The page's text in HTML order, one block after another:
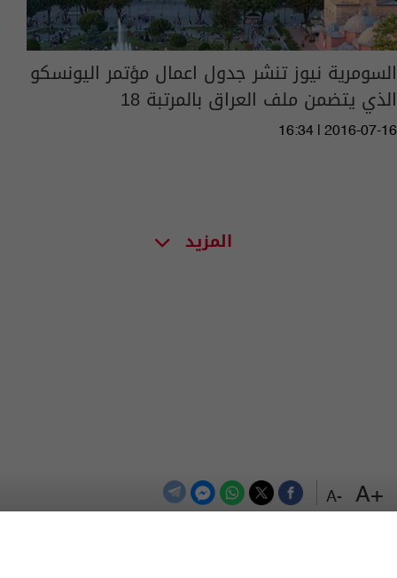
+A
-A
السومرية نيوز تنشر جدول اعمال مؤتمر اليونسكو
الذي يتضمن ملف العراق بالمرتبة 18
16:34 | 2016-07-16
المزيد